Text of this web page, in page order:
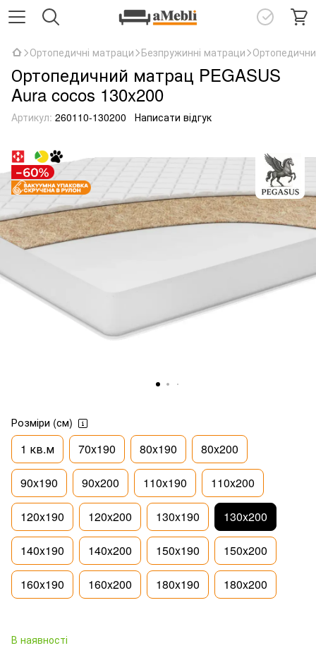
Ортопедичні матраци Безпружинні матраци
Ортопедичний матрац PEGASUS
Aura cocos 130x200
Артикул: 260110-130200 Написати відгук
Розміри (см)
1 кв.м 70x190 80x190 80x200
90x190 90x200 110x190 110x200
120x190 120x200 130x190 130x200
140x190 140x200 150x190 150x200
160x190 160x200 180x190 180x200
В наявності